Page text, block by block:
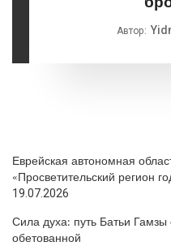
Автор:
Еврейская автономная
«Просветительский регион
19.07.2026
Сила духа: путь Батьи
обетованной